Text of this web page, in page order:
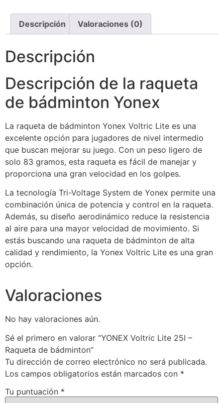
Descripción Valoraciones (0)
Descripción
Descripción de la raqueta
de bádminton Yonex
La raqueta de bádminton Yonex Voltric Lite es una
excelente opción para jugadores de nivel intermedio
que buscan mejorar su juego. Con un peso ligero de
solo 83 gramos, esta raqueta es fácil de manejar y
proporciona una gran velocidad en los golpes.
La tecnología Tri-Voltage System de Yonex permite una
combinación única de potencia y control en la raqueta.
Además, su diseño aerodinámico reduce la resistencia
al aire para una mayor velocidad de movimiento. Si
estás buscando una raqueta de bádminton de alta
calidad y rendimiento, la Yonex Voltric Lite es una gran
opción.
Valoraciones
No hay valoraciones aún.
Sé el primero en valorar “YONEX Voltric Lite 25I –
Raqueta de bádminton”
Tu dirección de correo electrónico no será publicada.
Los campos obligatorios están marcados con *
Tu puntuación *